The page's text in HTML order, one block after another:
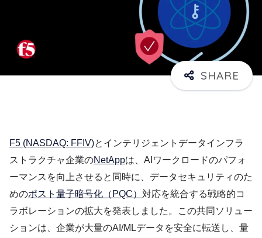
F5 (NASDAQ: FFIV)とインテリジェントデータインフラ
ストラクチャ企業のNetAppは、AIワークロードのパフォ
ーマンスを向上させると同時に、データセキュリティのた
めのポスト量子暗号化（PQC） 対応を統合する戦略的コ
ラボレーションの拡大を発表しました。この共同ソリュー
ションは、企業が大量のAI/MLデータを安全に転送し、量